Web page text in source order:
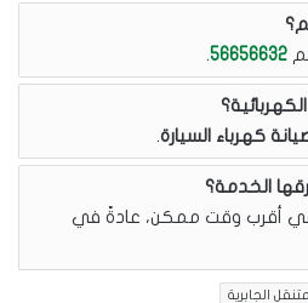
56656632
.
كهرباء السيارة.
الخدمة؟
أقرب وقت ممكن، عادةً في
الجابرية